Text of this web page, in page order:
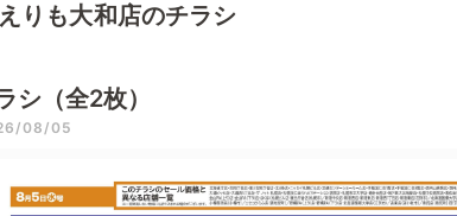
えりも大和店のチラシ
シ（全2枚）
08/05